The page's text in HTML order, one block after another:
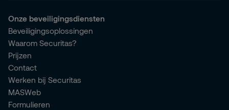
Onze beveiligingsdiensten
Beveiligingsoplossingen
Waarom Securitas?
Prijzen
Contact
Werken bij Securitas
MASWeb
Formulieren